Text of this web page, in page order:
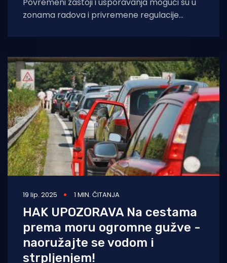
zonama radova i privremene regulacije
kluba te napominju
19 lip. 2025 1 MIN. ČITANJA
HAK UPOZORAVA Na cestama
prema moru ogromne gužve -
naoružajte se vodom i
strpljenjem!